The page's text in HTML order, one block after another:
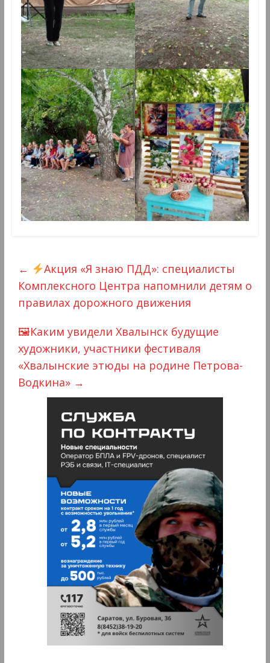
←
Акция «Я знаю ПДД»: специалисты
Комплексного Центра напомнили детям о
правилах дорожного движения
🖼Каким увидели Хвалынск будущие
художники, участники фестиваля
«Хвалынские этюды на родине Петрова-
Водкина» →